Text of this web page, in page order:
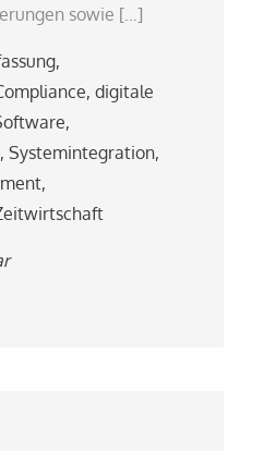
sowie […]
,
,digitale
,
,Systemintegration,
,